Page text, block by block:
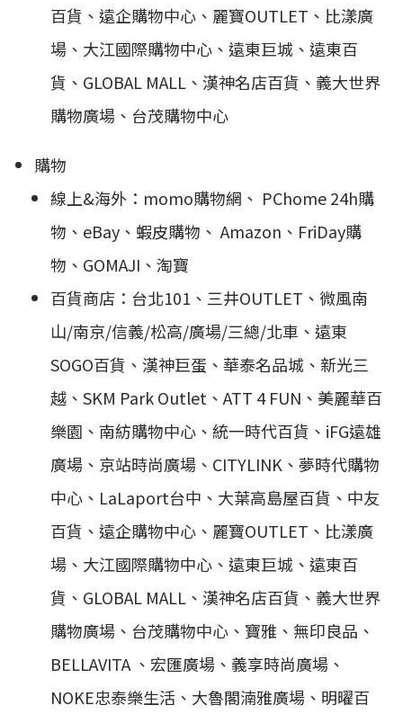
百貨、遠企購物中心、麗寶OUTLET、比漾廣
場、大江國際購物中心、遠東巨城、遠東百
貨、GLOBAL MALL、漢神名店百貨、義大世界
購物廣場、台茂購物中心
購物
線上&海外：momo購物網、 PChome 24h購
物、eBay、蝦皮購物、 Amazon、FriDay購
物、GOMAJI、淘寶
百貨商店：台北101、三井OUTLET、微風南
山/南京/信義/松高/廣場/三總/北車、遠東
SOGO百貨、漢神巨蛋、華泰名品城、新光三
越、SKM Park Outlet、ATT 4 FUN、美麗華百
樂園、南紡購物中心、統一時代百貨、iFG遠雄
廣場、京站時尚廣場、CITYLINK、夢時代購物
中心、LaLaport台中、大葉高島屋百貨、中友
百貨、遠企購物中心、麗寶OUTLET、比漾廣
場、大江國際購物中心、遠東巨城、遠東百
貨、GLOBAL MALL、漢神名店百貨、義大世界
購物廣場、台茂購物中心、寶雅、無印良品、
BELLAVITA 、宏匯廣場、義享時尚廣場、
NOKE忠泰樂生活、大魯閣湳雅廣場、明曜百